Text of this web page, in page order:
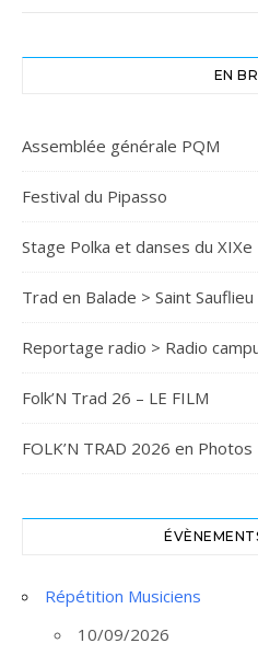
EN
Assemblée générale PQM
Festival du Pipasso
Stage Polka et danses du XIXe
Trad en Balade > Saint Sauflieu
Reportage radio > Radio
Folk’N Trad 26 – LE FILM
FOLK’N TRAD 2026 en Photos
Répétition Musiciens
10/09/2026